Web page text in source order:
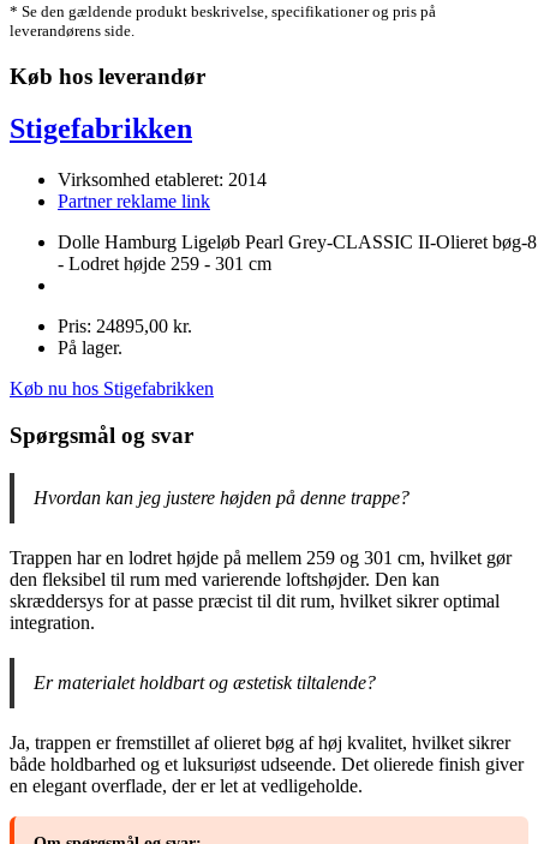
* Se den gældende produkt beskrivelse, specifikationer og pris på
leverandørens side.
Køb hos leverandør
Stigefabrikken
Virksomhed etableret: 2014
Partner reklame link
Dolle Hamburg Ligeløb Pearl Grey-CLASSIC II-Olieret bøg-
- Lodret højde 259 - 301 cm
Pris: 24895,00 kr.
På lager.
Køb nu hos Stigefabrikken
Spørgsmål og svar
Hvordan kan jeg justere højden på denne trappe?
Trappen har en lodret højde på mellem 259 og 301 cm, hvilket gør
den fleksibel til rum med varierende loftshøjder. Den kan
skræddersys for at passe præcist til dit rum, hvilket sikrer optimal
integration.
Er materialet holdbart og æstetisk tiltalende?
Ja, trappen er fremstillet af olieret bøg af høj kvalitet, hvilket sikrer
både holdbarhed og et luksuriøst udseende. Det olierede finish giver
en elegant overflade, der er let at vedligeholde.